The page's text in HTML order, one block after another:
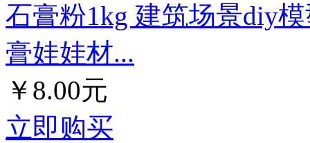
石膏粉1kg 建筑场景diy
膏娃娃材...
￥8.00元
立即购买